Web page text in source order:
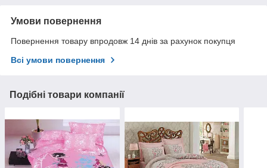
Умови повернення
Повернення товару впродовж 14 днів за рахунок покупця
Всі умови повернення
Подібні товари компанії